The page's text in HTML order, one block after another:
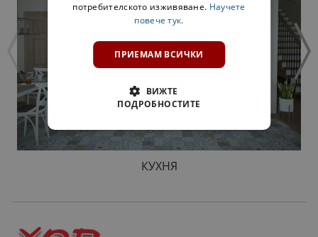
КУХНЯ
потребителското изживяване. Научете
повече тук.
ПРИЕМАМ ВСИЧКИ
ВИЖТЕ
ПОДРОБНОСТИТЕ